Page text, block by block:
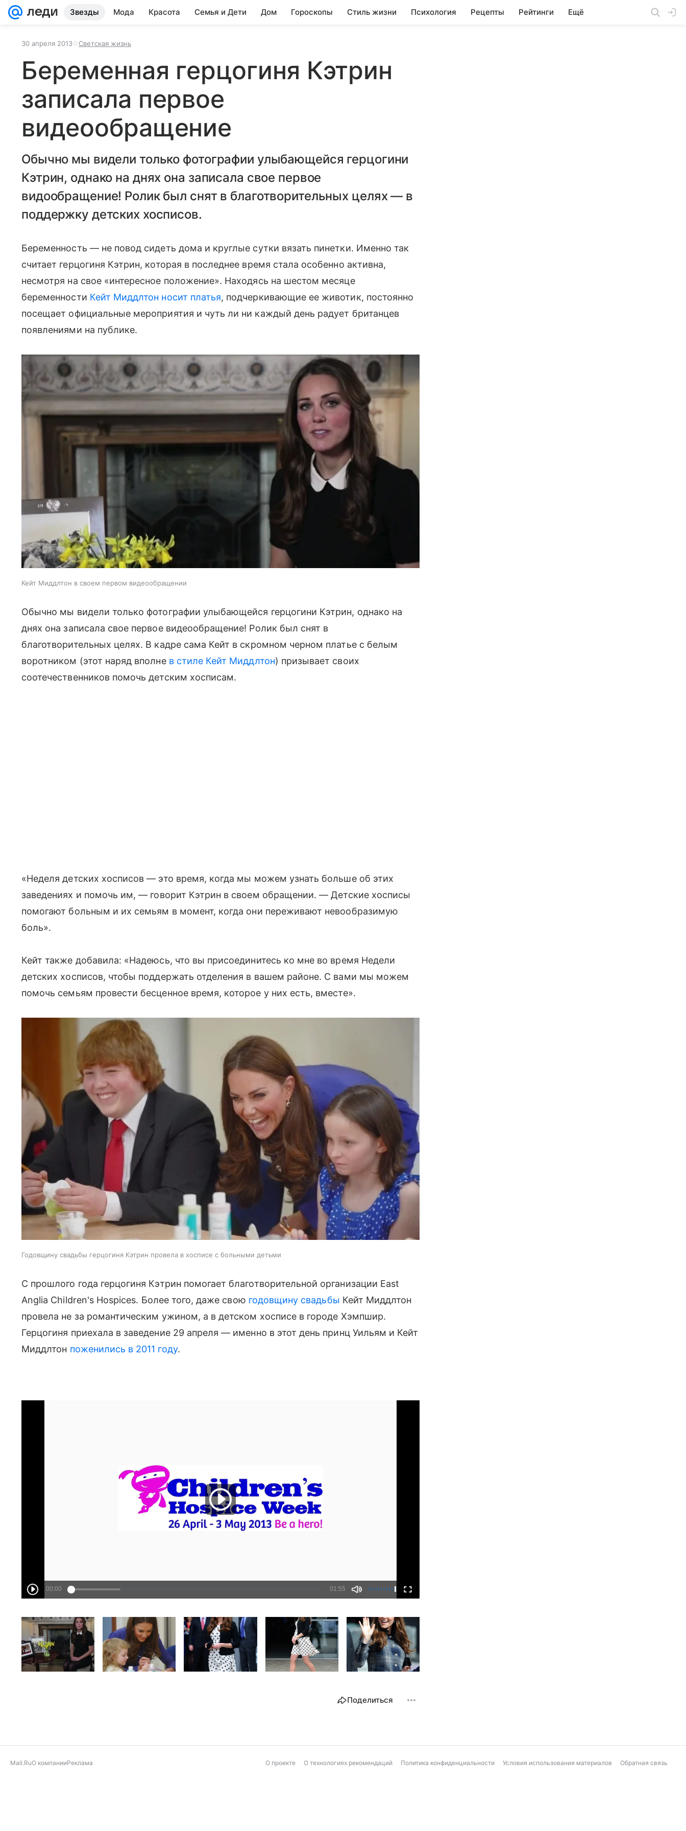
Звезды Мода Красота Семья и Дети Дом Гороскопы Стиль жизни Психология Рецепты Рейтинги Ещё
30 апреля 2013 Светская жизнь
Беременная герцогиня Кэтрин
записала первое
видеообращение
Обычно мы видели только фотографии улыбающейся герцогини
Кэтрин, однако на днях она записала свое первое
видообращение! Ролик был снят в благотворительных целях — в
поддержку детских хосписов.
Беременность — не повод сидеть дома и круглые сутки вязать пинетки. Именно так
считает герцогиня Кэтрин, которая в последнее время стала особенно активна,
несмотря на свое «интересное положение». Находясь на шестом месяце
беременности Кейт Миддлтон носит платья, подчеркивающие ее животик, постоянно
посещает официальные мероприятия и чуть ли ни каждый день радует британцев
появлениями на публике.
Кейт Миддлтон в своем первом видеообращении
Обычно мы видели только фотографии улыбающейся герцогини Кэтрин, однако на
днях она записала свое первое видеообращение! Ролик был снят в
благотворительных целях. В кадре сама Кейт в скромном черном платье с белым
воротником (этот наряд вполне в стиле Кейт Миддлтон) призывает своих
соотечественников помочь детским хосписам.
«Неделя детских хосписов — это время, когда мы можем узнать больше об этих
заведениях и помочь им, — говорит Кэтрин в своем обращении. — Детские хосписы
помогают больным и их семьям в момент, когда они переживают невообразимую
боль».
Кейт также добавила: «Надеюсь, что вы присоединитесь ко мне во время Недели
детских хосписов, чтобы поддержать отделения в вашем районе. С вами мы можем
помочь семьям провести бесценное время, которое у них есть, вместе».
Годовщину свадьбы герцогиня Кэтрин провела в хосписе с больными детьми
С прошлого года герцогиня Кэтрин помогает благотворительной организации East
Anglia Children's Hospices. Более того, даже свою годовщину свадьбы Кейт Миддлтон
провела не за романтическим ужином, а в детском хосписе в городе Хэмпшир.
Герцогиня приехала в заведение 29 апреля — именно в этот день принц Уильям и Кейт
Миддлтон поженились в 2011 году.
Поделиться
Mail.RuО компанииРеклама О проекте О технологиях рекомендаций Политика конфиденциальности Условия использования материалов Обратная связь